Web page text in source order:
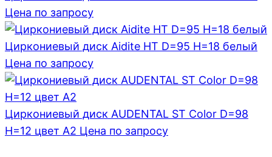
Цена по запросу
Циркониевый диск Aidite HT D=95 H=18 белый
Цена по запросу
Циркониевый диск AUDENTAL ST Color D=98
H=12 цвет A2 Цена по запросу